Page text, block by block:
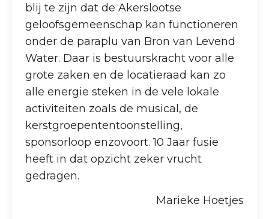
blij te zijn dat de Akerslootse
geloofsgemeenschap kan functioneren
onder de paraplu van Bron van Levend
Water. Daar is bestuurskracht voor alle
grote zaken en de locatieraad kan zo
alle energie steken in de vele lokale
activiteiten zoals de musical, de
kerstgroepententoonstelling,
sponsorloop enzovoort. 10 Jaar fusie
heeft in dat opzicht zeker vrucht
gedragen.
Marieke Hoetjes